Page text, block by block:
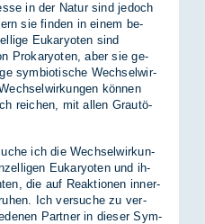
in der Na­tur sind je­doch
sie fin­den in ei­nem be­
Eu­ka­ryo­ten sind
Pro­ka­ryo­ten, aber sie ge­
sym­bio­ti­sche Wech­sel­wir­
kön­nen
rei­chen, mit al­len Grau­tö­
ich die Wech­sel­wir­kun­
Eu­ka­ryo­ten und ih­
die auf Re­ak­tio­nen in­ner­
Ich ver­su­che zu ver­
Part­ner in die­ser Sym­